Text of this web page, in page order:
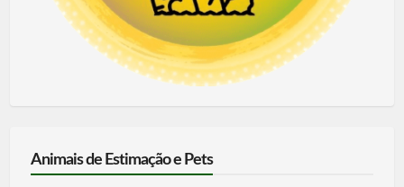
Animais de Estimação e Pets